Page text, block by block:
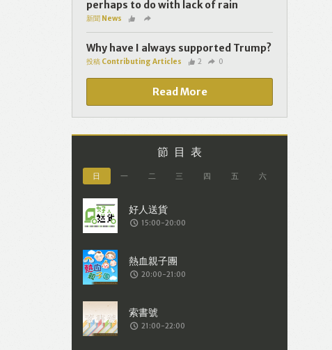
perhaps to do with lack of rain
新聞 News
Why have I always supported Trump?
投稿 Contributing Articles 2 0
Read More
節目表
日 一 二 三 四 五 六
15:00-20:00
20:00-21:00
21:00-22:00